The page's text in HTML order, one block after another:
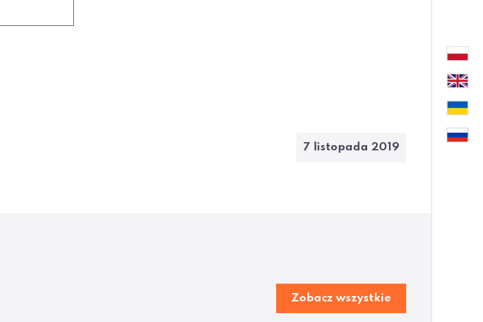
7 listopada 2019
Zobacz wszystkie